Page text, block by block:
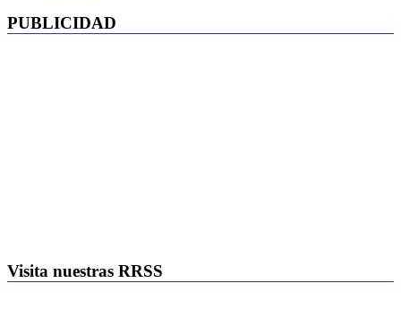
PUBLICIDAD
Visita nuestras RRSS